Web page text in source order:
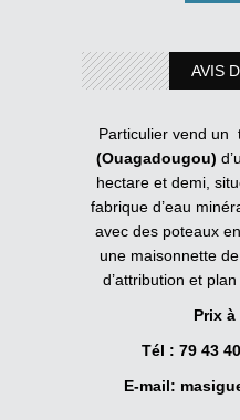
AVIS
Particulier vend un
(Ouagadougou)
hectare et demi,
fabrique d’eau
avec des poteaux
une maisonnette
d’attribution et
Prix
Tél : 79 43
E-mail: